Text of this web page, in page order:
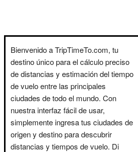
Bienvenido a TripTimeTo.com, tu
destino único para el cálculo preciso
de distancias y estimación del tiempo
de vuelo entre las principales
ciudades de todo el mundo. Con
nuestra interfaz fácil de usar,
simplemente ingresa tus ciudades de
origen y destino para descubrir
distancias y tiempos de vuelo. Di